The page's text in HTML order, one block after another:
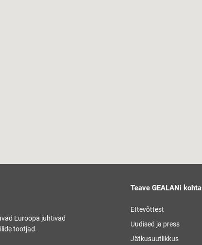
Euroopa juhtivad
tootjad.
Teave GEALANi kohta
Ettevõttest
Uudised ja press
Jätkusuutlikkus